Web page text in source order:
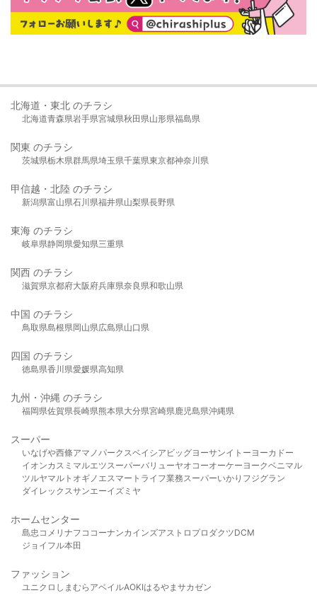
北海道・東北 のチラシ
北海道青森県岩手県宮城県秋田県山形県福島県
関東 のチラシ
茨城県栃木県群馬県埼玉県千葉県東京都神奈川県
甲信越・北陸 のチラシ
新潟県富山県石川県福井県山梨県長野県
東海 のチラシ
岐阜県静岡県愛知県三重県
関西 のチラシ
滋賀県京都府大阪府兵庫県奈良県和歌山県
中国 のチラシ
鳥取県島根県岡山県広島県山口県
四国 のチラシ
徳島県香川県愛媛県高知県
九州・沖縄 のチラシ
福岡県佐賀県長崎県熊本県大分県宮崎県鹿児島県沖縄県
スーパー
いなげや西條アマノパークスベイシア ビッグヨーサンイトーヨーカドー
イオンカスミ マルエツスーパーバリューヤオコーオーケー ヨークベニマル
ツルヤマルト オギノ エスマート ライフ業務スーパーいかり フジグラン
ダイレックスサンエーイズミヤ
ホームセンター
島忠 コメリ ナフコ コーナンカインズアストロプロダクツDCM
ジョイフル本田
ファッション
ユニクロ しまむら アベイルAOKIはるやま サカゼン